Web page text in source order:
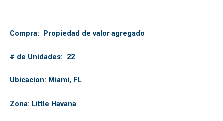
Compra: Propiedad de valor agregado
# de Unidades: 22
Ubicacion: Miami, FL
Zona: Little Havana